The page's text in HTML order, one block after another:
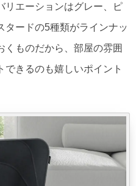
リエーションはグレー、ピ
タードの5種類がラインナッ
くものだから、部屋の雰囲
きるのも嬉しいポイント